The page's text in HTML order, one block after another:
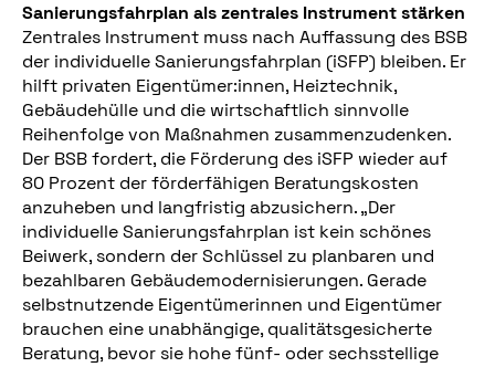
Sanierungsfahrplan als zentrales Instrument stärken
Zentrales Instrument muss nach Auffassung des BSB
der individuelle Sanierungsfahrplan (iSFP) bleiben. Er
hilft privaten Eigentümer:innen, Heiztechnik,
Gebäudehülle und die wirtschaftlich sinnvolle
Reihenfolge von Maßnahmen zusammenzudenken.
Der BSB fordert, die Förderung des iSFP wieder auf
80 Prozent der förderfähigen Beratungskosten
anzuheben und langfristig abzusichern. „Der
individuelle Sanierungsfahrplan ist kein schönes
Beiwerk, sondern der Schlüssel zu planbaren und
bezahlbaren Gebäudemodernisierungen. Gerade
selbstnutzende Eigentümerinnen und Eigentümer
brauchen eine unabhängige, qualitätsgesicherte
Beratung, bevor sie hohe fünf- oder sechsstellige